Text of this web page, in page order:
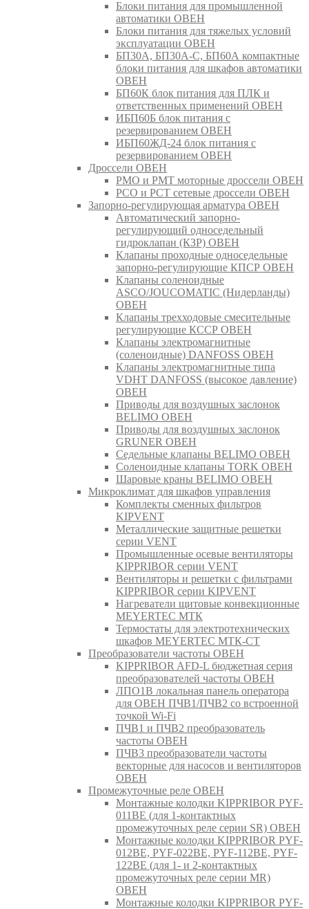
Блоки питания для промышленной
автоматики ОВЕН
Блоки питания для тяжелых условий
эксплуатации ОВЕН
БП30А, БП30А-С, БП60А компактные
блоки питания для шкафов автоматики
ОВЕН
БП60К блок питания для ПЛК и
ответственных применений ОВЕН
ИБП60Б блок питания с
резервированием ОВЕН
ИБП60ЖД-24 блок питания с
резервированием ОВЕН
Дроссели ОВЕН
РМО и РМТ моторные дроссели ОВЕН
РСО и РСТ сетевые дроссели ОВЕН
Запорно-регулирующая арматура ОВЕН
Автоматический запорно-
регулирующий односедельный
гидроклапан (КЗР) ОВЕН
Клапаны проходные односедельные
запорно-регулирующие КПСР ОВЕН
Клапаны соленоидные
ASCO/JOUCOMATIC (Нидерланды)
ОВЕН
Клапаны трехходовые смесительные
регулирующие КССР ОВЕН
Клапаны электромагнитные
(соленоидные) DANFOSS ОВЕН
Клапаны электромагнитные типа
VDHT DANFOSS (высокое давление)
ОВЕН
Приводы для воздушных заслонок
BELIMO ОВЕН
Приводы для воздушных заслонок
GRUNER ОВЕН
Седельные клапаны BELIMO ОВЕН
Соленоидные клапаны TORK ОВЕН
Шаровые краны BELIMO ОВЕН
Микроклимат для шкафов управления
Комплекты сменных фильтров
KIPVENT
Металлические защитные решетки
серии VENT
Промышленные осевые вентиляторы
KIPPRIBOR серии VENT
Вентиляторы и решетки с фильтрами
KIPPRIBOR серии KIPVENT
Нагреватели щитовые конвекционные
MEYERTEC МТК
Термостаты для электротехнических
шкафов MEYERTEC МТК-СТ
Преобразователи частоты ОВЕН
KIPPRIBOR AFD-L бюджетная серия
преобразователей частоты ОВЕН
ЛПО1В локальная панель оператора
для ОВЕН ПЧВ1/ПЧВ2 со встроенной
точкой Wi-Fi
ПЧВ1 и ПЧВ2 преобразователь
частоты ОВЕН
ПЧВ3 преобразователи частоты
векторные для насосов и вентиляторов
ОВЕН
Промежуточные реле ОВЕН
Монтажные колодки KIPPRIBOR PYF-
011BE (для 1-контактных
промежуточных реле серии SR) ОВЕН
Монтажные колодки KIPPRIBOR PYF-
012BE, PYF-022BE, PYF-112BE, PYF-
122BE (для 1- и 2-контактных
промежуточных реле серии MR)
ОВЕН
Монтажные колодки KIPPRIBOR PYF-